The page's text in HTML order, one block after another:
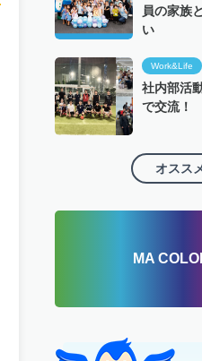
員の家族
い
Work&Life
社内部活
で交流！
オスス
MA